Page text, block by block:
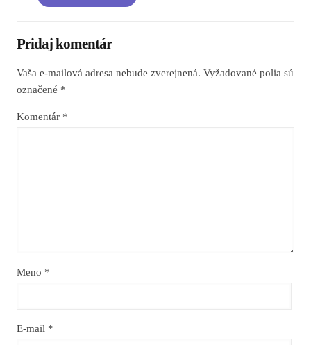
Pridaj komentár
Vaša e-mailová adresa nebude zverejnená. Vyžadované polia sú
označené *
Komentár *
Meno *
E-mail *